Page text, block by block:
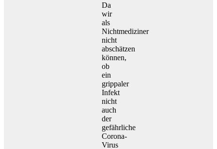
Da
wir
als
Nichtmediziner
nicht
abschätzen
können,
ob
ein
grippaler
Infekt
nicht
auch
der
gefährliche
Corona-
Virus